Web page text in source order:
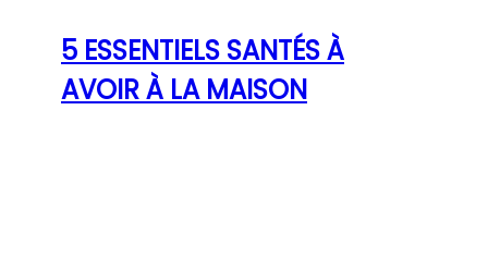
5 ESSENTIELS SANTÉS À
AVOIR À LA MAISON